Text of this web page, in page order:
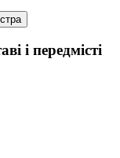
і передмісті